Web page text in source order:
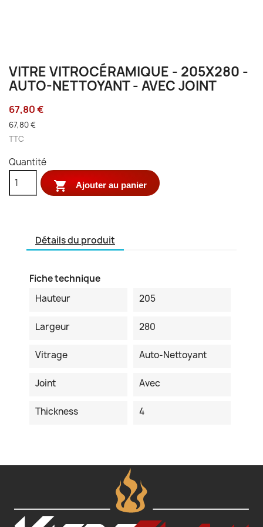
VITRE VITROCÉRAMIQUE - 205X280 -
AUTO-NETTOYANT - AVEC JOINT
67,80 €
67,80 €
TTC
Quantité
 Ajouter au panier
Détails du produit
Fiche technique
Hauteur
205
Largeur 280
Vitrage Auto-Nettoyant
Joint Avec
Thickness 4